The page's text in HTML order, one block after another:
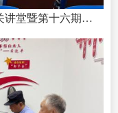
瑶海区：举行第59期“书香瑶海”机关讲堂暨第十六期党员集中轮训班